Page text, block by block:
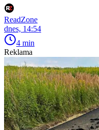
ReadZone
dnes, 14:54
4 min
Reklama